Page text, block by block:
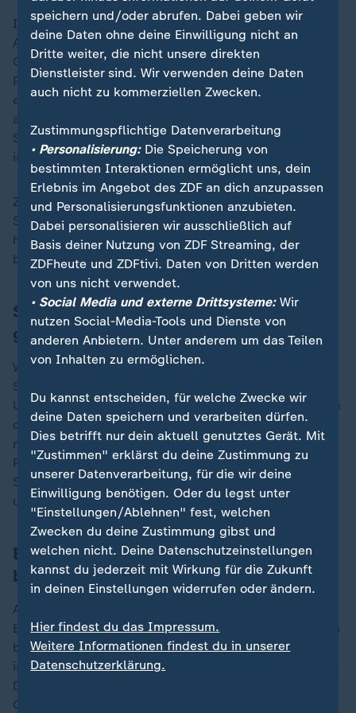
Im Raum Hannover in Niedersachsenwaren nach
Angaben der Stadt vier Schulen betroffen - drei
Gymnasien und eine Realschule. Nach Angaben der
Polizei seien jeweils Einsatzkräfte vor Ort. Von einer
echten Bedrohung gingen die Beamten zunächst nicht
aus. Nach Angaben der Stadt fand aber an allen
Schulen regulär Unterricht statt. Dazu habe man sich
in Absprache mit der Polizei entschieden.
Zwei weitere Schulen waren in Hildesheim und Bad
Salzdetfurth betroffen. Nach einer intensiven Prüfung
habe die Polizei festgestellt, dass keine akute Gefahr
bestehe, wie sie auf der Plattform X mitteilte.
Stuhr bei Bremen: Schule blieb
geschlossen
Wegen einer Bombendrohung bleibt die Lise-Meitner-
Schule in Stuhr bei
Um sicherzugehen, dass Schülerinnen und Schüler, die
den Unterrichtsausfall nicht mitbekommen haben,
nicht doch das Gebäude betreten, waren am Morgen
Polizisten und Polizistinnen vor Ort. Die Lise-Meitner-
Schule beherbergt ein Gymnasium sowie eine Haupt-
und Realschule.
Bayern: München und Ingolstadt
betroffen
Auch gegen mehrere Schulen in
Bombendrohungen. In München seien über 15 Schulen
betroffen, teilte eine Sprecherin der Polizei mit. Auch
in Ingolstadt gingen demnach mehrere Drohungen ein.
Die Beamten gingen auch hier von keiner ernsthaften
Gefährdungslage aus.
speichern und/oder abrufen. Dabei geben wir
deine Daten ohne deine Einwilligung nicht an
Dritte weiter, die nicht unsere direkten
Dienstleister sind. Wir verwenden deine Daten
auch nicht zu kommerziellen Zwecken.
Zustimmungspflichtige Datenverarbeitung
• Personalisierung:Die Speicherung von
bestimmten Interaktionen ermöglicht uns, dein
Erlebnis im Angebot des ZDF an dich anzupassen
und Personalisierungsfunktionen anzubieten.
Dabei personalisieren wir ausschließlich auf
Basis deiner Nutzung von ZDF Streaming, der
ZDFheute und ZDFtivi. Daten von Dritten werden
von uns nicht verwendet.
• Social Media und externe Drittsysteme:Wir
nutzen Social-Media-Tools und Dienste von
anderen Anbietern. Unter anderem um das Teilen
von Inhalten zu ermöglichen.
Du kannst entscheiden, für welche Zwecke wir
deine Daten speichern und verarbeiten dürfen.
Dies betrifft nur dein aktuell genutztes Gerät. Mit
"Zustimmen" erklärst du deine Zustimmung zu
unserer Datenverarbeitung, für die wir deine
Einwilligung benötigen. Oder du legst unter
"Einstellungen/Ablehnen" fest, welchen
Zwecken du deine Zustimmung gibst und
welchen nicht. Deine Datenschutzeinstellungen
kannst du jederzeit mit Wirkung für die Zukunft
in deinen Einstellungen widerrufen oder ändern.
Hier findest du das Impressum.
Weitere Informationen findest du in unserer
Datenschutzerklärung.